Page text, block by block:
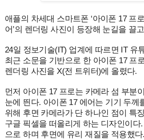
애플의 차세대 스마트폰 ‘아이폰 17 프로
어’의 렌더링 사진이 등장해 눈길을 끌
24일 정보기술(IT) 업계에 따르면 IT 유
최근 소문을 기반으로 한 아이폰 17 프
렌더링 사진을 X(전 트위터)에 올렸다.
먼저 아이폰 17 프로는 카메라 섬 부분
눈에 띈다. 아이폰 17 에어는 기기 두께
위해 후면 카메라가 단 하나인 점이 특
구글 픽셀을 떠올리게 하는 디자인이다
으로 하며 후면에 유리 재질을 적용했다